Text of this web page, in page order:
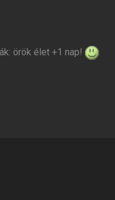
örök élet +1 nap!